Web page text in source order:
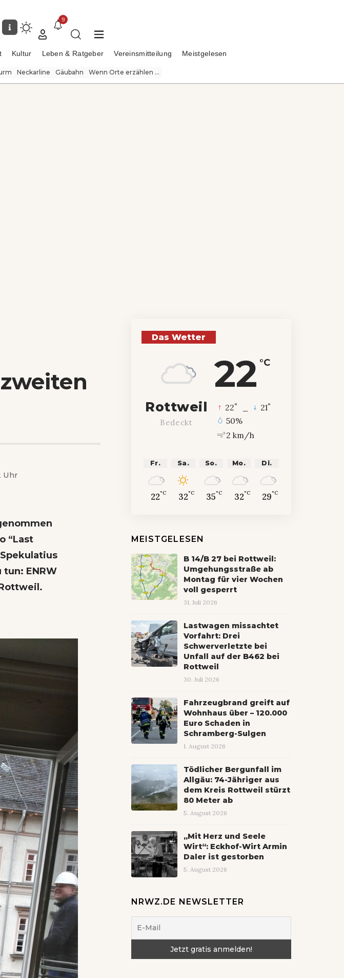
9
Kultur Leben & Ratgeber Vereinsmitteilung Meistgelesen
Neckarline Gäubahn Wenn Orte erzählen ...
Uhr
“Last
ENRW
Das Wetter
22 °C
Rottweil
Bedeckt
22° 21°
50%
2 km/h
Fr.
22°C
Sa.
32°C
So.
35°C
Mo.
32°C
Di.
29°C
MEISTGELESEN
B 14/B 27 bei Rottweil:
Umgehungsstraße ab
Montag für vier Wochen
voll gesperrt
31. Juli 2026
Lastwagen missachtet
Vorfahrt: Drei
Schwerverletzte bei
Unfall auf der B462 bei
Rottweil
30. Juli 2026
Fahrzeugbrand greift auf
Wohnhaus über – 120.000
Euro Schaden in
Schramberg-Sulgen
1. August 2026
Tödlicher Bergunfall im
Allgäu: 74-Jähriger aus
dem Kreis Rottweil stürzt
80 Meter ab
5. August 2026
„Mit Herz und Seele
Wirt“: Eckhof-Wirt Armin
Daler ist gestorben
5. August 2026
NRWZ.DE NEWSLETTER